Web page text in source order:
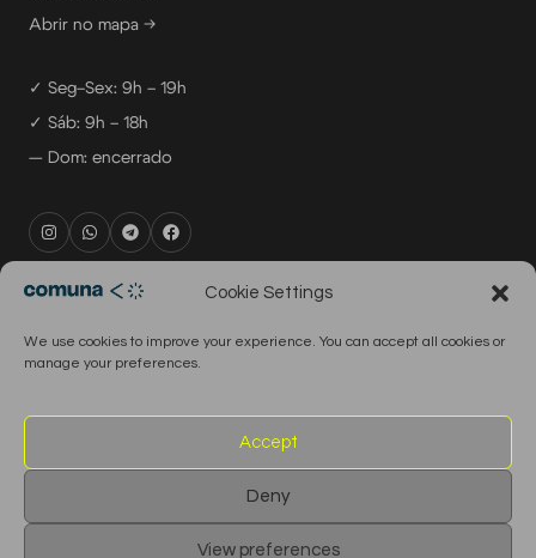
Cookie Settings
We use cookies to improve your experience. You can accept all cookies or
manage your preferences.
Accept
Deny
View preferences
Abrir no mapa →
✓ Seg–Sex: 9h – 19h
✓ Sáb: 9h – 18h
— Dom: encerrado
rental@comuna.pt
production@comuna.pt